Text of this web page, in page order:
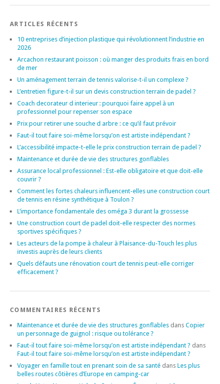
ARTICLES RÉCENTS
10 entreprises d’injection plastique qui révolutionnent l’industrie en
2026
Arcachon restaurant poisson : où manger des produits frais en bord
de mer
Un aménagement terrain de tennis valorise-t-il un complexe ?
L’entretien figure-t-il sur un devis construction terrain de padel ?
Coach decorateur d interieur : pourquoi faire appel à un
professionnel pour repenser son espace
Prix pour retirer une souche d arbre : ce qu’il faut prévoir
Faut-il tout faire soi-même lorsqu’on est artiste indépendant ?
L’accessibilité impacte-t-elle le prix construction terrain de padel ?
Maintenance et durée de vie des structures gonflables
Assurance local professionnel : Est-elle obligatoire et que doit-elle
couvrir ?
Comment les fortes chaleurs influencent-elles une construction court
de tennis en résine synthétique à Toulon ?
L’importance fondamentale des oméga 3 durant la grossesse
Une construction court de padel doit-elle respecter des normes
sportives spécifiques ?
Les acteurs de la pompe à chaleur à Plaisance-du-Touch les plus
investis auprès de leurs clients
Quels défauts une rénovation court de tennis peut-elle corriger
efficacement ?
COMMENTAIRES RÉCENTS
Maintenance et durée de vie des structures gonflables dans Copier
un personnage de guignol : risque ou tolérance ?
Faut-il tout faire soi-même lorsqu’on est artiste indépendant ? dans
Faut-il tout faire soi-même lorsqu’on est artiste indépendant ?
Voyager en famille tout en prenant soin de sa santé dans Les plus
belles routes côtières d’Europe en camping-car